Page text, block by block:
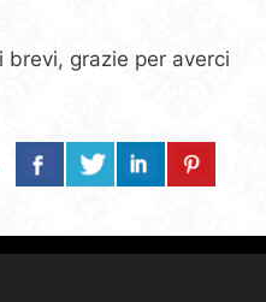
grazie per averci